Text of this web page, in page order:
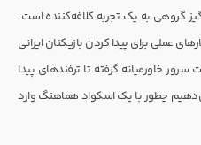
گروهی به یک تجربه کلافه‌کننده است.
عملی برای پیدا کردن بازیکنان ایرانی
خاورمیانه گرفته تا ترفندهای پیدا
چطور با یک اسکواد هماهنگ وارد